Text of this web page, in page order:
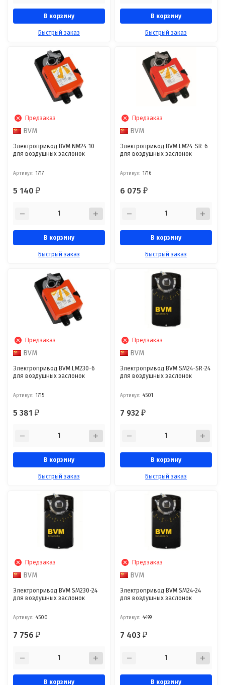
В корзину
Быстрый заказ
В корзину
Быстрый заказ
Предзаказ
BVM
Электропривод BVM NM24-10
для воздушных заслонок
Артикул: 1717
5 140₽
В корзину
Быстрый заказ
Предзаказ
BVM
Электропривод BVM LM24-SR-6
для воздушных заслонок
Артикул: 1716
6 075₽
В корзину
Быстрый заказ
Предзаказ
BVM
Электропривод BVM LM230-6
для воздушных заслонок
Артикул: 1715
5 381₽
В корзину
Быстрый заказ
Предзаказ
BVM
Электропривод BVM SM24-SR-24
для воздушных заслонок
Артикул: 4501
7 932₽
В корзину
Быстрый заказ
Предзаказ
BVM
Электропривод BVM SM230-24
для воздушных заслонок
Артикул: 4500
7 756₽
В корзину
Предзаказ
BVM
Электропривод BVM SM24-24
для воздушных заслонок
Артикул: 4499
7 403₽
В корзину